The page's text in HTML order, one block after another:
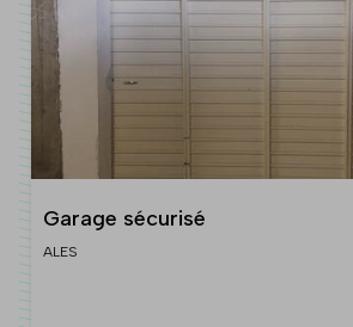
Garage sécurisé
ALES